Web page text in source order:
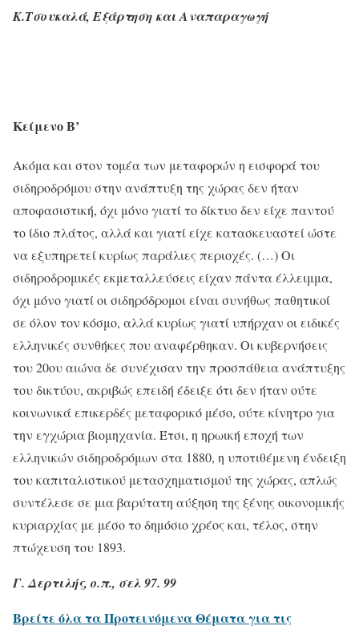
Κ.Τσουκαλά, Εξάρτηση και Αναπαραγωγή
Κείμενο Β’
Ακόμα και στον τομέα των μεταφορών η εισφορά του
σιδηροδρόμου στην ανάπτυξη της χώρας δεν ήταν
αποφασιστική, όχι μόνο γιατί το δίκτυο δεν είχε παντού
το ίδιο πλάτος, αλλά και γιατί είχε κατασκευαστεί ώστε
να εξυπηρετεί κυρίως παράλιες περιοχές. (…) Οι
σιδηροδρομικές εκμεταλλεύσεις είχαν πάντα έλλειμμα,
όχι μόνο γιατί οι σιδηρόδρομοι είναι συνήθως παθητικοί
σε όλον τον κόσμο, αλλά κυρίως γιατί υπήρχαν οι ειδικές
ελληνικές συνθήκες που αναφέρθηκαν. Οι κυβερνήσεις
του 20ου αιώνα δε συνέχισαν την προσπάθεια ανάπτυξης
του δικτύου, ακριβώς επειδή έδειξε ότι δεν ήταν ούτε
κοινωνικά επικερδές μεταφορικό μέσο, ούτε κίνητρο για
την εγχώρια βιομηχανία. Έτσι, η ηρωική εποχή των
ελληνικών σιδηροδρόμων στα 1880, η υποτιθέμενη ένδειξη
του καπιταλιστικού μετασχηματισμού της χώρας, απλώς
συντέλεσε σε μια βαρύτατη αύξηση της ξένης οικονομικής
κυριαρχίας με μέσο το δημόσιο χρέος και, τέλος, στην
πτώχευση του 1893.
Γ. Δερτιλής, ο.π., σελ 97. 99
Βρείτε όλα τα Προτεινόμενα Θέματα για τις